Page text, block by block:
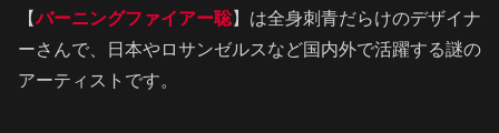
【バーニングファイアー聡】は全身刺青だらけのデザイナ
ーさんで、日本やロサンゼルスなど国内外で活躍する謎の
アーティストです。